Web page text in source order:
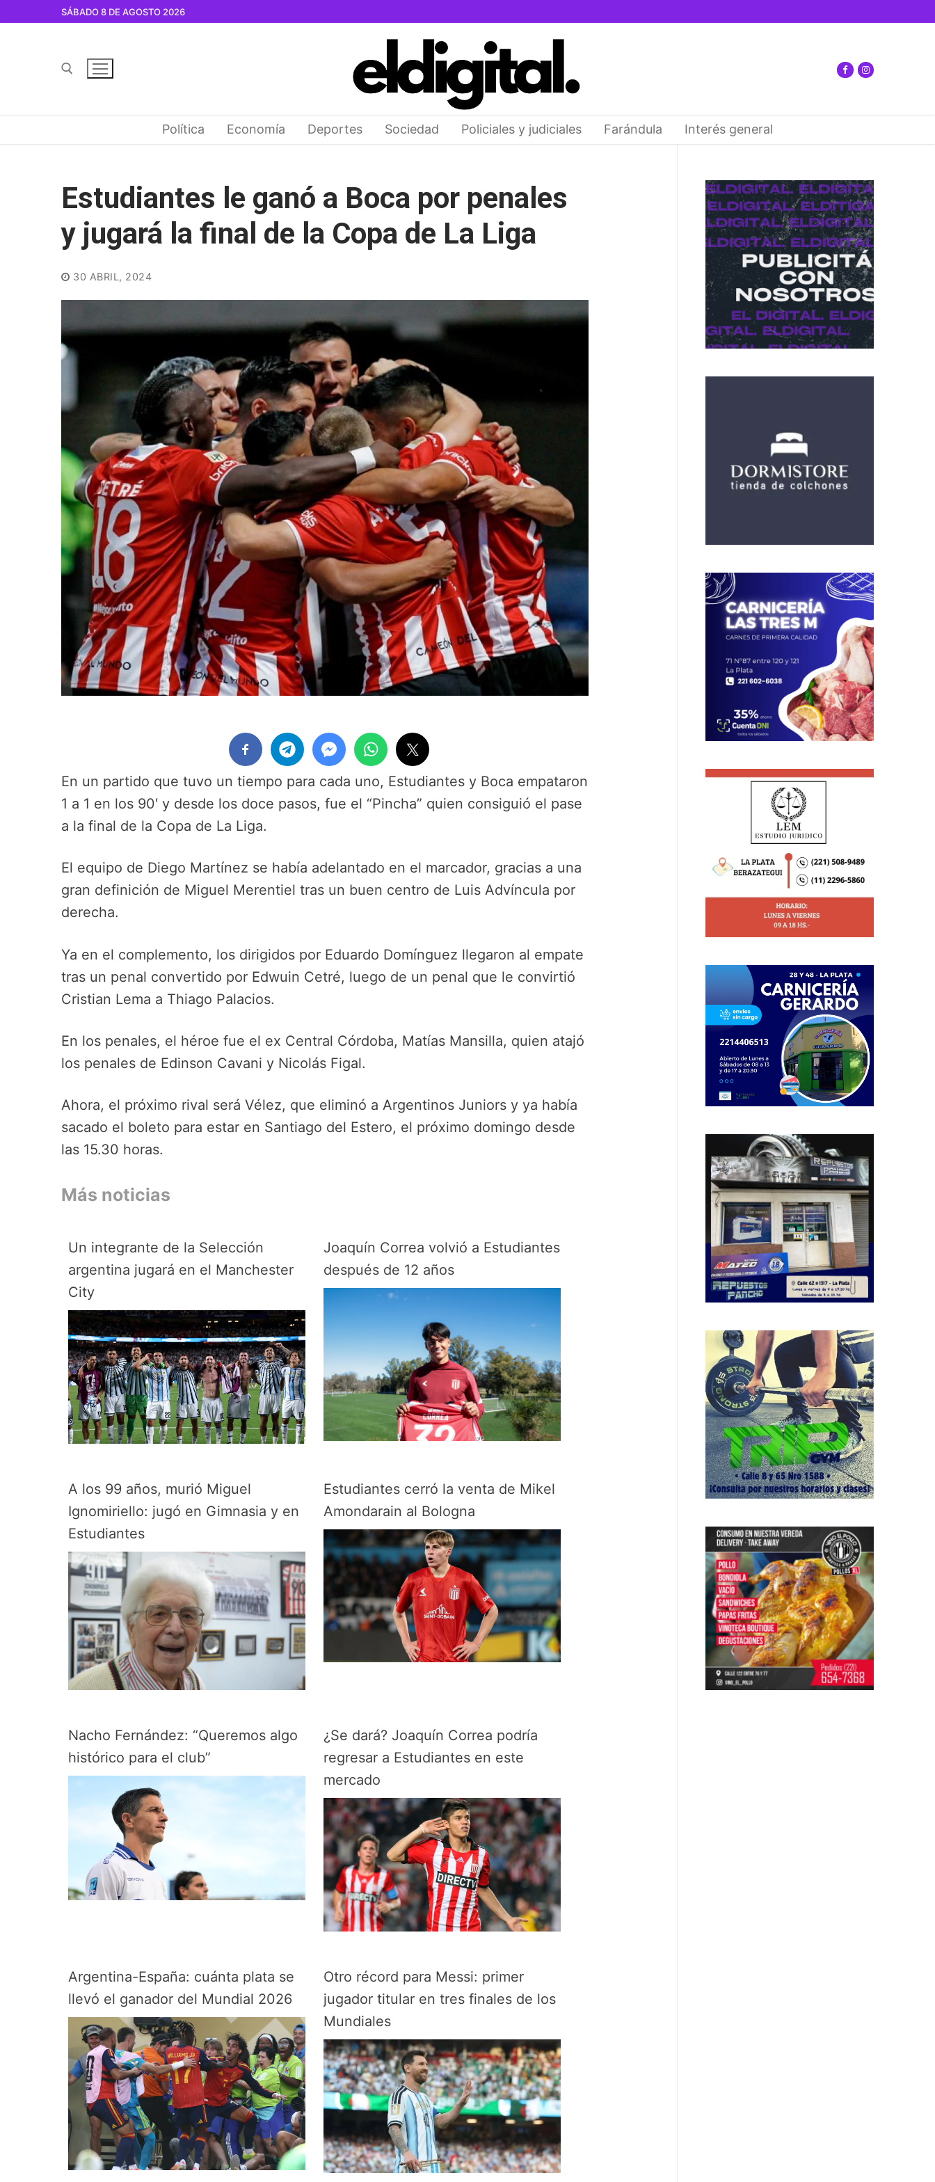
SÁBADO 8 DE AGOSTO 2026
Política Economía Deportes Sociedad Policiales y judiciales Farándula Interés general
Estudiantes le ganó a Boca por penales
y jugará la final de la Copa de La Liga
30 ABRIL, 2024
En un partido que tuvo un tiempo para cada uno, Estudiantes y Boca empataron
1 a 1 en los 90′ y desde los doce pasos, fue el “Pincha” quien consiguió el pase
a la final de la Copa de La Liga.
El equipo de Diego Martínez se había adelantado en el marcador, gracias a una
gran definición de Miguel Merentiel tras un buen centro de Luis Advíncula por
derecha.
Ya en el complemento, los dirigidos por Eduardo Domínguez llegaron al empate
tras un penal convertido por Edwuin Cetré, luego de un penal que le convirtió
Cristian Lema a Thiago Palacios.
En los penales, el héroe fue el ex Central Córdoba, Matías Mansilla, quien atajó
los penales de Edinson Cavani y Nicolás Figal.
Ahora, el próximo rival será Vélez, que eliminó a Argentinos Juniors y ya había
sacado el boleto para estar en Santiago del Estero, el próximo domingo desde
las 15.30 horas.
Más noticias
Un integrante de la Selección
argentina jugará en el Manchester
City
Joaquín Correa volvió a Estudiantes
después de 12 años
A los 99 años, murió Miguel
Ignomiriello: jugó en Gimnasia y en
Estudiantes
Estudiantes cerró la venta de Mikel
Amondarain al Bologna
Nacho Fernández: “Queremos algo
histórico para el club”
¿Se dará? Joaquín Correa podría
regresar a Estudiantes en este
mercado
Argentina-España: cuánta plata se
llevó el ganador del Mundial 2026
Otro récord para Messi: primer
jugador titular en tres finales de los
Mundiales